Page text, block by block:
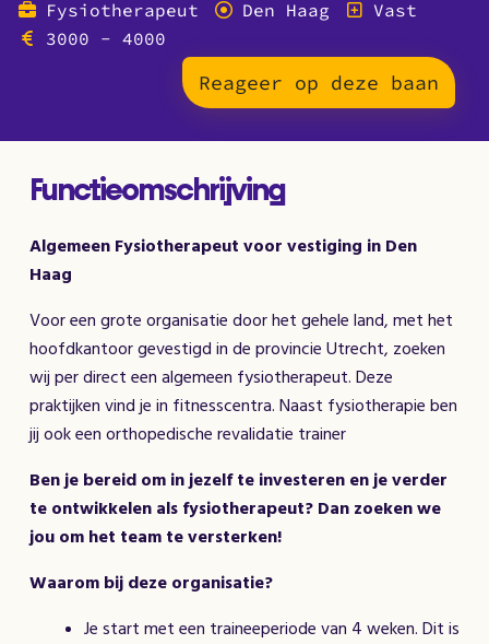
Fysiotherapeut Den Haag
Vast
3000 - 4000
Reageer op deze baan
Functieomschrijving
Algemeen Fysiotherapeut voor vestiging in Den
Haag
Voor een grote organisatie door het gehele land, met het
hoofdkantoor gevestigd in de provincie Utrecht, zoeken
wij per direct een algemeen fysiotherapeut. Deze
praktijken vind je in fitnesscentra. Naast fysiotherapie ben
jij ook een orthopedische revalidatie trainer
Ben je bereid om in jezelf te investeren en je verder
te ontwikkelen als fysiotherapeut? Dan zoeken we
jou om het team te versterken!
Waarom bij deze organisatie?
Je start met een traineeperiode van 4 weken. Dit is